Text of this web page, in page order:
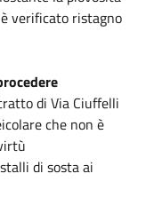
verificato ristagno
di Via Ciuffelli
che non è
di sosta ai